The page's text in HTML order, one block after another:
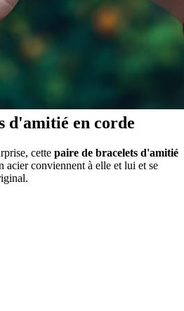
d'amitié en corde
cette paire de bracelets d'amitié
acier conviennent à elle et lui et se